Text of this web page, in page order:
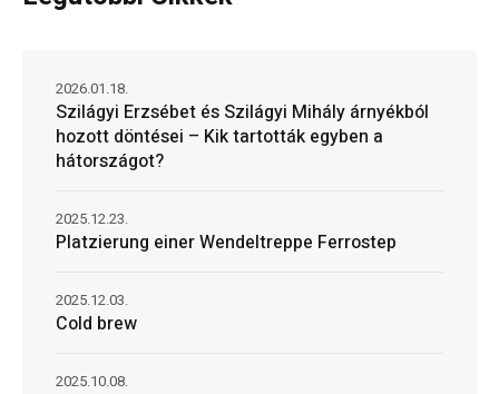
Szilágyi Erzsébet és Szilágyi Mihály árnyékból
hozott döntései – Kik tartották egyben a
hátországot?
2026.01.18.
Platzierung einer Wendeltreppe Ferrostep
2025.12.23.
Cold brew
2025.12.03.
2025.10.08.